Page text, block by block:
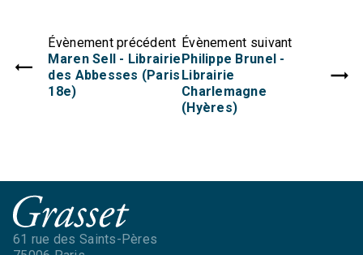
Évènement précédent
Maren Sell - Librairie
des Abbesses (Paris
18e)
Évènement suivant
Philippe Brunel -
Librairie
Charlemagne
(Hyères)
61 rue des Saints-Pères